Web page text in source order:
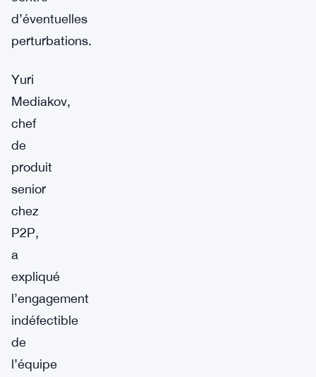
d’éventuelles
perturbations.
Yuri
Mediakov,
chef
de
produit
senior
chez
P2P,
a
expliqué
l’engagement
indéfectible
de
l’équipe